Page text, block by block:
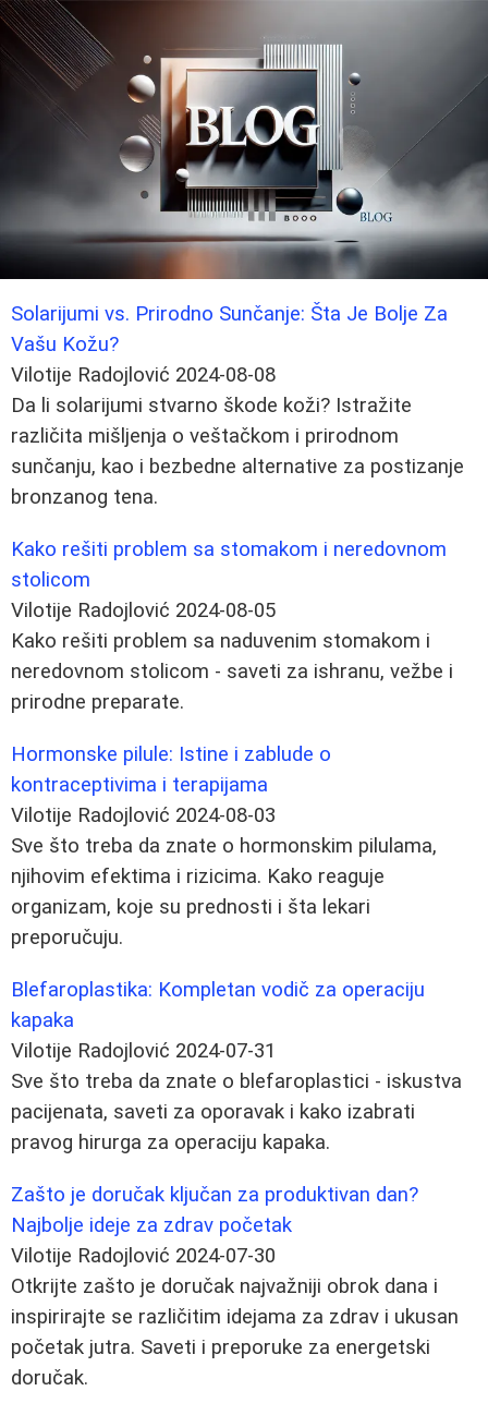
Solarijumi vs. Prirodno Sunčanje: Šta Je Bolje Za
Vašu Kožu?
Vilotije Radojlović 2024-08-08
Da li solarijumi stvarno škode koži? Istražite
različita mišljenja o veštačkom i prirodnom
sunčanju, kao i bezbedne alternative za postizanje
bronzanog tena.
Kako rešiti problem sa stomakom i neredovnom
stolicom
Vilotije Radojlović 2024-08-05
Kako rešiti problem sa naduvenim stomakom i
neredovnom stolicom - saveti za ishranu, vežbe i
prirodne preparate.
Hormonske pilule: Istine i zablude o
kontraceptivima i terapijama
Vilotije Radojlović 2024-08-03
Sve što treba da znate o hormonskim pilulama,
njihovim efektima i rizicima. Kako reaguje
organizam, koje su prednosti i šta lekari
preporučuju.
Blefaroplastika: Kompletan vodič za operaciju
kapaka
Vilotije Radojlović 2024-07-31
Sve što treba da znate o blefaroplastici - iskustva
pacijenata, saveti za oporavak i kako izabrati
pravog hirurga za operaciju kapaka.
Zašto je doručak ključan za produktivan dan?
Najbolje ideje za zdrav početak
Vilotije Radojlović 2024-07-30
Otkrijte zašto je doručak najvažniji obrok dana i
inspirirajte se različitim idejama za zdrav i ukusan
početak jutra. Saveti i preporuke za energetski
doručak.